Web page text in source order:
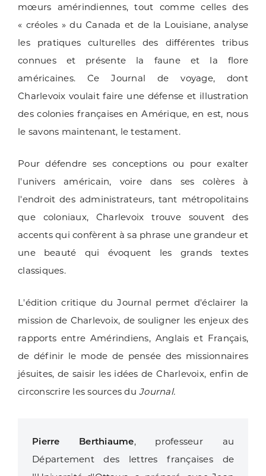
mœurs amérindiennes, tout comme celles des
« créoles » du Canada et de la Louisiane, analyse
les pratiques culturelles des différentes tribus
connues et présente la faune et la flore
américaines. Ce Journal de voyage, dont
Charlevoix voulait faire une défense et illustration
des colonies françaises en Amérique, en est, nous
le savons maintenant, le testament.
Pour défendre ses conceptions ou pour exalter
l'univers américain, voire dans ses colères à
l'endroit des administrateurs, tant métropolitains
que coloniaux, Charlevoix trouve souvent des
accents qui confèrent à sa phrase une grandeur et
une beauté qui évoquent les grands textes
classiques.
L'édition critique du Journal permet d'éclairer la
mission de Charlevoix, de souligner les enjeux des
rapports entre Amérindiens, Anglais et Français,
de définir le mode de pensée des missionnaires
jésuites, de saisir les idées de Charlevoix, enfin de
circonscrire les sources du Journal.
Pierre Berthiaume, professeur au
Département des lettres françaises de